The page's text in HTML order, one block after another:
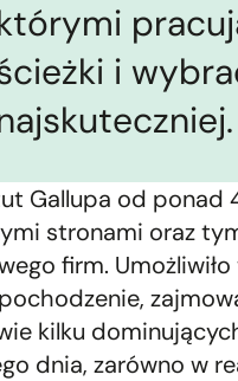
i
Gallupa od ponad
stronami oraz
firm.
kilku
dnia, zarówno w